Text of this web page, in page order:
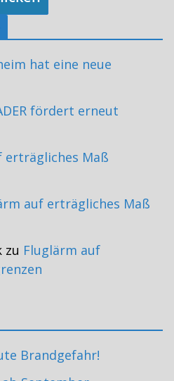
hat eine neue
fördert erneut
erträgliches Maß
auf erträgliches Maß
zu Fluglärm auf
Brandgefahr!